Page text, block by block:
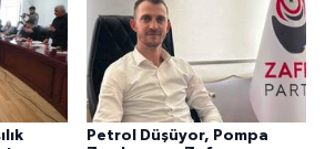
Petrol Düşüyor, Pompa